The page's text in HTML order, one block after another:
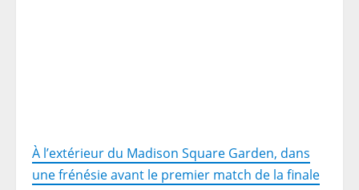
À l’extérieur du Madison Square Garden, dans
une frénésie avant le premier match de la finale